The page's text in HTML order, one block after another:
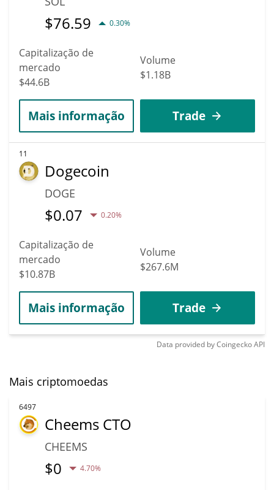
$76.59 0.30%
Capitalização de
mercado
$44.6B
Volume
$1.18B
Mais informação Trade
11
Dogecoin
DOGE
$0.07 0.20%
Capitalização de
mercado
$10.87B
Volume
$267.6M
Mais informação Trade
Data provided byCoingeckoAPI
Mais criptomoedas
6497
Cheems CTO
CHEEMS
$0 4.70%